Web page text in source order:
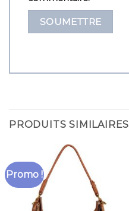
PRODUITS SIMILAIRES
Promo !